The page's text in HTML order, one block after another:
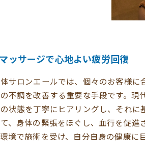
ッサージで心地よい疲労回復
サロンエールでは、個々のお客様
不調を改善する重要な手段です。
状態を丁寧にヒアリングし、それ
、身体の緊張をほぐし、血行を促
境で施術を受け、自分自身の健康